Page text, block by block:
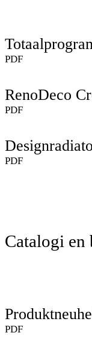
PDF
RenoDeco
PDF
PDF
Catalogi en
PDF